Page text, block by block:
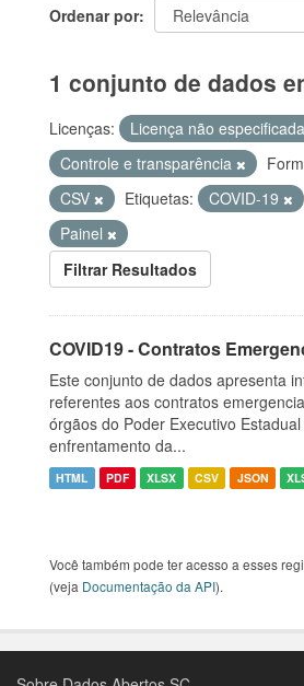
Ordenar por
1 conjunto de dados
Licenças: Licença não especificada
Controle e transparência
CSV
Etiquetas: COVID-19
Painel
Filtrar Resultados
COVID19 - Contratos
Este conjunto de dados apresenta
referentes aos contratos
órgãos do Poder Executivo
enfrentamento da...
HTML PDF XLSX CSV JSON
Você também pode ter acesso a esses
(veja Documentação da API).